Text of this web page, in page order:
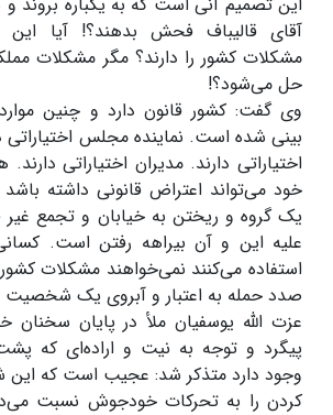
آقای قالیباف فحش بدهند؟! آیا این
مشکلات کشور را دارند؟ مگر مشکلات
حل می‌شود؟!
وی گفت: کشور قانون دارد و چنین
بینی شده است. نماینده مجلس
اختیاراتی دارند. مدیران اختیاراتی
خود می‌تواند اعتراض قانونی داشته
یک گروه و ریختن به خیابان و تجمع غیر
علیه این و آن بیراهه رفتن است.
استفاده می‌کنند نمی‌خواهند مشکلات
صدد حمله به اعتبار و آبروی یک
عزت الله یوسفیان ملأ در پایان سخنان
پیگرد و توجه به نیت و اراده‌ای که
وجود دارد متذکر شد: عجیب است که این
کردن را به تحرکات خودجوش نسبت